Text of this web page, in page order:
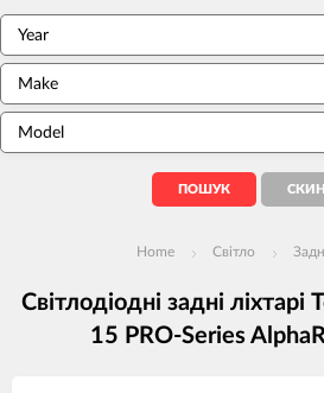
Home Світло
Світлодіодні задні
15 PRO-Series